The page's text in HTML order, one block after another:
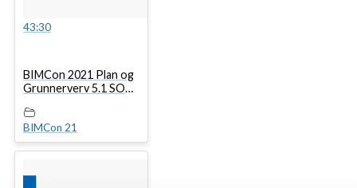
43:30
BIMCon 2021 Plan og
Grunnerverv 5.1 SOSI
BIMCon 21